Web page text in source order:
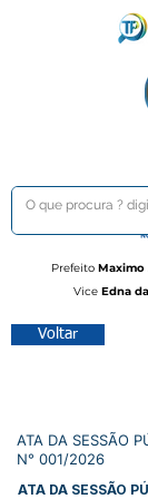
Prefeito Maximo
Vice Edna
Voltar
ATA DA SESSÃO
N° 001/2026
ATA DA SESSÃO